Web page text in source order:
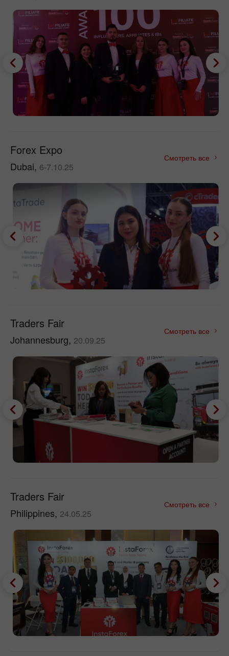
Forex Expo
Dubai, 6-7.10.25
Смотреть все
Traders Fair
Johannesburg, 20.09.25
Смотреть все
Traders Fair
Philippines, 24.05.25
Смотреть все